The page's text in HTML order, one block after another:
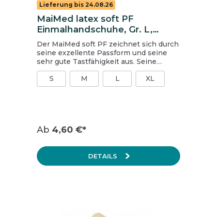
Lieferung bis 24.08.26
MaiMed latex soft PF
Einmalhandschuhe, Gr. L,
ungepudert
Der MaiMed soft PF zeichnet sich durch
seine exzellente Passform und seine
sehr gute Tastfähigkeit aus. Seine
mikrogeraute Oberfläche verleiht ihm
zudem eine hohe Griffigkeit. Insgesamt
ist der MaiMed soft PF sehr
Packung = 100 Stück, 1 Karton = 10
S M L XL
Ab 4,60 €*
DETAILS